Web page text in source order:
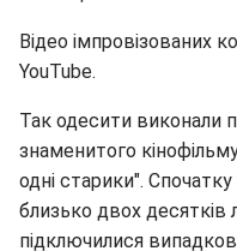
Відео імпровізованих
YouTube.
Так одесити виконали
знаменитого
одні старики".
близько двох десятків
підключилися